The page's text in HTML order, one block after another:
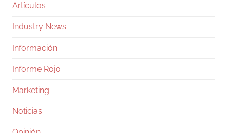
Artículos
Industry News
Información
Informe Rojo
Marketing
Noticias